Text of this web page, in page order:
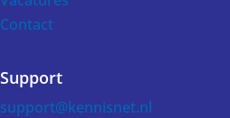
Contact
Support
support@kennisnet.nl